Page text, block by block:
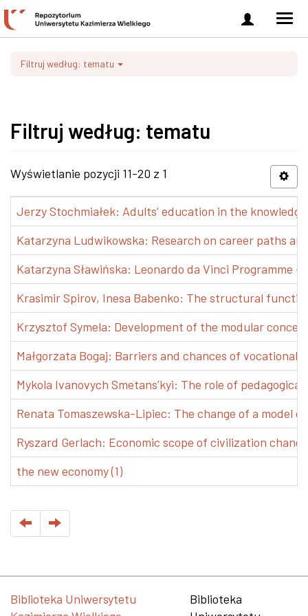
Zaloguj
się
Filtruj według: tematu
Filtruj według: tematu
Wyświetlanie pozycji 11-20 z 1
Jerzy Stochmiałek: Adults’ education in the
Katarzyna Ludwikowska: Research on career paths
Katarzyna Sławińska: Leonardo da Vinci Programme
Krasimir Spirov, Inesa Babenko: The structural
Krzysztof Symela: Development of the modular
Małgorzata Bogaj: Barriers and chances of vocational
Mykola Ivanovych Smetans’kyi: The role of
Renata Tomaszewska-Lipiec: The change of a model
Ryszard Gerlach: Economic scope of civilization
the new economy (1)
Biblioteka Uniwersytetu
Biblioteka